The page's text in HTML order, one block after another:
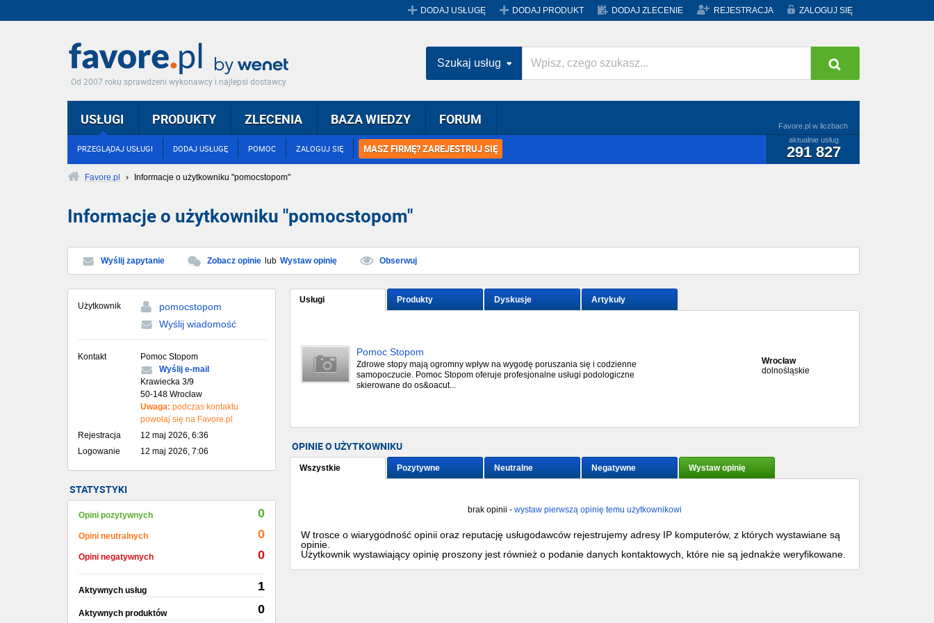
DODAJ USŁUGĘ DODAJ PRODUKT DODAJ ZLECENIE REJESTRACJA ZALOGUJ SIĘ
Od 2007 roku sprawdzeni wykonawcy i najlepsi dostawcy
USŁUGI
PRZEGLĄDAJ USŁUGI DODAJ USŁUGĘ POMOC ZALOGUJ SIĘ MASZ FIRMĘ? ZAREJESTRUJ SIĘ
Favore.pl w liczbach
aktualnie usług
291 827
PRODUKTY ZLECENIA BAZA WIEDZY FORUM
Szukaj usług
Favore.pl › Informacje o użytkowniku "pomocstopom"
Informacje o użytkowniku "pomocstopom"
Wyślij zapytanie Zobacz opinie lub Wystaw opinię Obserwuj
Użytkownik
pomocstopom
Wyślij wiadomość
Kontakt
Pomoc Stopom
Wyślij e-mail
Krawiecka 3/9
50-148 Wrocław
Uwaga: podczas kontaktu
powołaj się na Favore.pl
Rejestracja
12 maj 2026, 6:36
Logowanie
12 maj 2026, 7:06
STATYSTYKI
Opini pozytywnych 0
Opini neutralnych 0
Opini negatywnych 0
Aktywnych usług 1
Aktywnych produktów 0
Usługi Produkty Dyskusje Artykuły
Pomoc Stopom
Zdrowe stopy mają ogromny wpływ na wygodę poruszania się i codzienne
samopoczucie. Pomoc Stopom oferuje profesjonalne usługi podologiczne
skierowane do os&oacut...
Wrocław
dolnośląskie
OPINIE O UŻYTKOWNIKU
Wszystkie Pozytywne Neutralne Negatywne Wystaw opinię
brak opinii - wystaw pierwszą opinię temu użytkownikowi
W trosce o wiarygodność opinii oraz reputację usługodawców rejestrujemy adresy IP komputerów, z których wystawiane są
opinie.
Użytkownik wystawiający opinię proszony jest również o podanie danych kontaktowych, które nie są jednakże weryfikowane.